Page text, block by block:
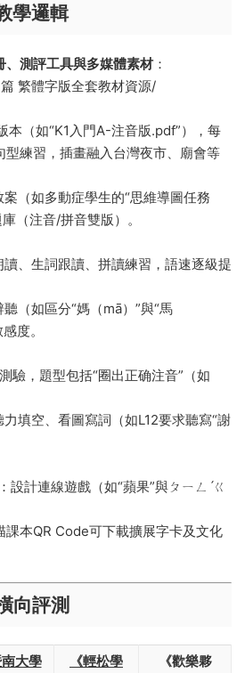
學邏輯​
、測評工具與多媒體素材​​：
繁體字版全套教材資源/
本（如“K1入門A-注音版.pdf”），每
型練習，插畫融入台灣夜市、廟會等
案（如多動症學生的“思維導圖任務
（注音/拼音雙版）。
讀、生詞跟讀、拼讀練習，語速逐級提
（如區分“媽（mā）”與“馬
度。
驗，題型包括“圈出正确注音”（如
力填空、看圖寫詞（如L12要求聽寫“謝
設計連線遊戲（如“蘋果”與ㄆㄧㄥˊㄍ
課本QR Code可下載擴展字卡及文化
向評測​
大學
《輕松學
​《歡樂夥